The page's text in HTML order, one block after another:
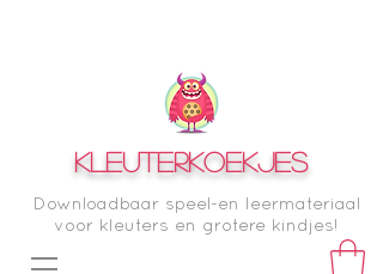
KLEUTERKOEKJES
Downloadbaar speel-en leermateriaal
voor kleuters en grotere kindjes!